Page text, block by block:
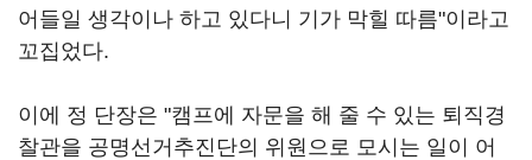
어들일 생각이나 하고 있다니 기가 막힐 따름"이라고
꼬집었다.
이에 정 단장은 "캠프에 자문을 해 줄 수 있는 퇴직경
찰관을 공명선거추진단의 위원으로 모시는 일이 어